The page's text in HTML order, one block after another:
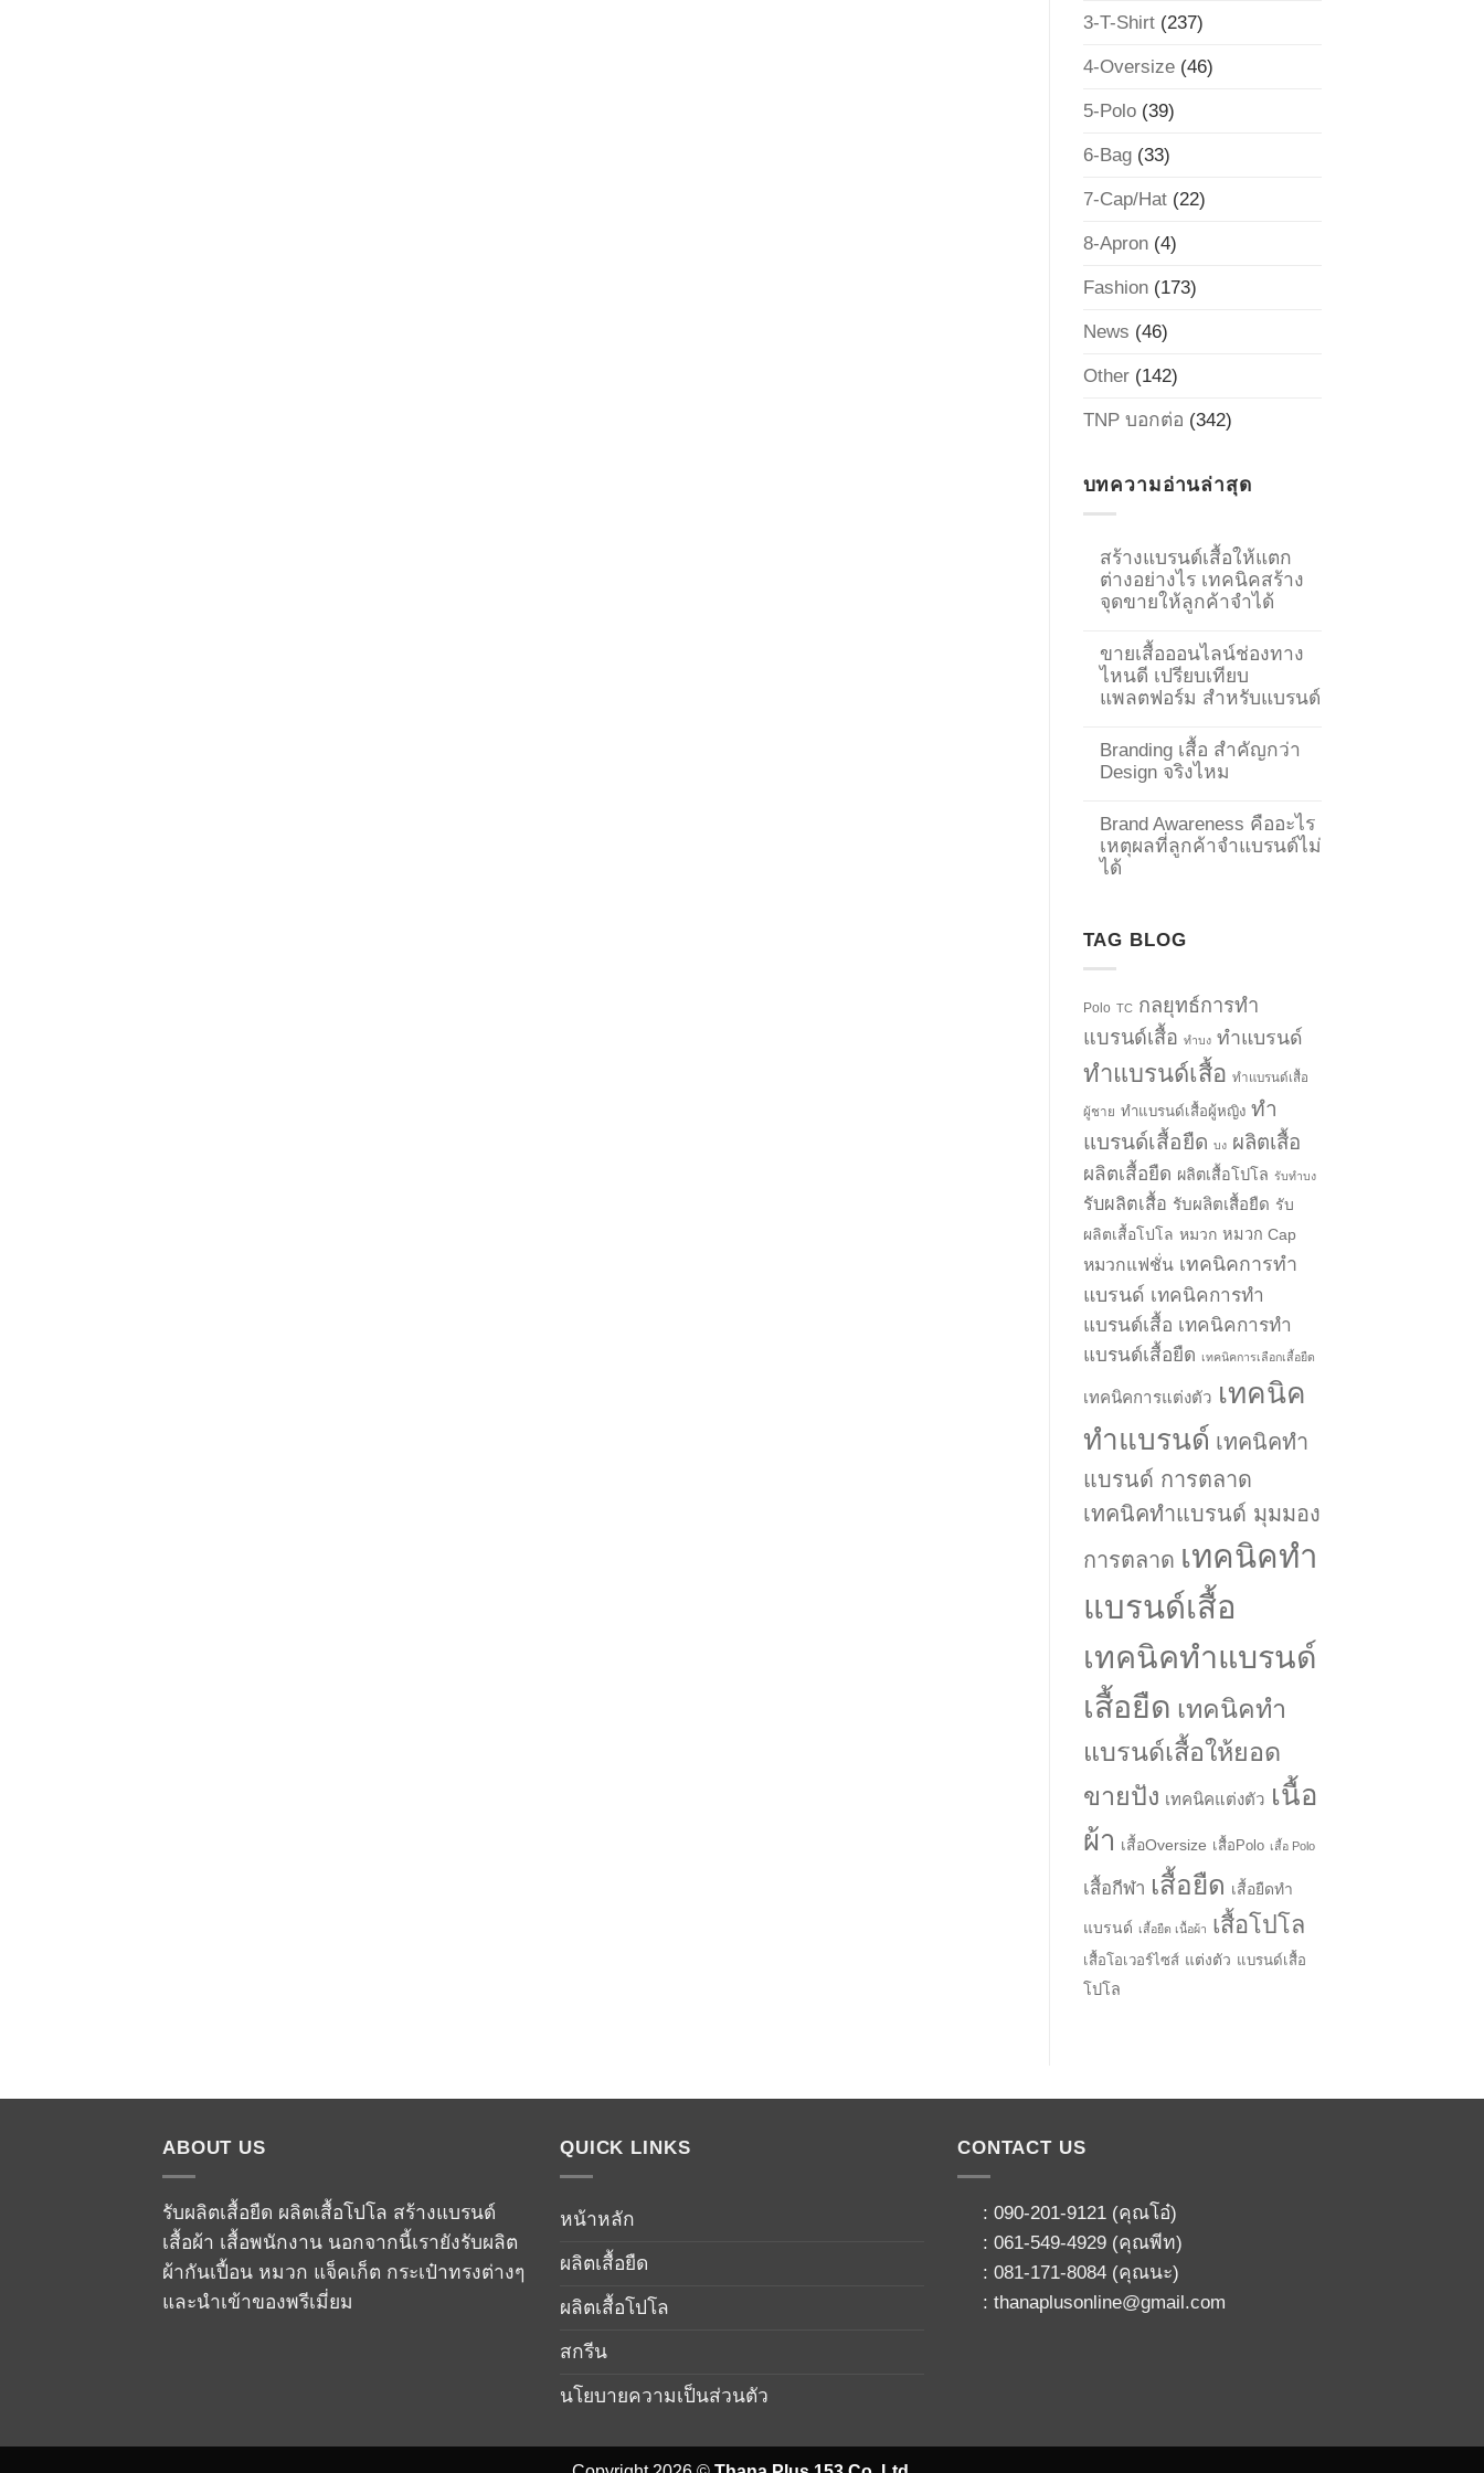
3-T-Shirt(237)
4-Oversize(46)
5-Polo(39)
6-Bag(33)
7-Cap/Hat(22)
8-Apron(4)
Fashion(173)
News (46)
Other(142)
TNP บอกต่อ (342)
บทความอ่านล่าสุด
สร้างแบรนด์เสื้อให้แตก
ต่างอย่างไร เทคนิคสร้าง
จุดขายให้ลูกค้าจำได้
ขายเสื้อออนไลน์ช่องทาง
ไหนดี เปรียบเทียบ
แพลตฟอร์ม สำหรับแบรนด์
Branding เสื้อ สำคัญกว่า
Design จริงไหม
Brand Awareness คืออะไร
เหตุผลที่ลูกค้าจำแบรนด์ไม่
ได้
TAG BLOG
Polo TC กลยุทธ์การทำ
แบรนด์เสื้อ ทำบง ทำแบรนด์
ทำแบรนด์เสื้อ ทำแบรนด์เสื้อ
ผู้ชาย ทำแบรนด์เสื้อผู้หญิง ทำ
แบรนด์เสื้อยืด บง ผลิตเสื้อ
ผลิตเสื้อยืด ผลิตเสื้อโปโล รับทำบง
รับผลิตเสื้อ รับผลิตเสื้อยืด รับ
ผลิตเสื้อโปโล หมวก หมวก Cap
หมวกแฟชั่น เทคนิคการทำ
แบรนด์ เทคนิคการทำ
แบรนด์เสื้อ เทคนิคการทำ
แบรนด์เสื้อยืด เทคนิคการเลือกเสื้อยืด
เทคนิคการแต่งตัว เทคนิค
ทำแบรนด์ เทคนิคทำ
แบรนด์ การตลาด
เทคนิคทำแบรนด์ มุมมอง
การตลาด เทคนิคทำ
แบรนด์เสื้อ
เทคนิคทำแบรนด์
เสื้อยืด เทคนิคทำ
แบรนด์เสื้อให้ยอด
ขายปัง เทคนิคแต่งตัว เนื้อ
ผ้า เสื้อOversize เสื้อPolo เสื้อ Polo
เสื้อกีฬา เสื้อยืด เสื้อยืดทำ
แบรนด์ เสื้อยืด เนื้อผ้า เสื้อโปโล
เสื้อโอเวอร์ไซส์ แต่งตัว แบรนด์เสื้อ
โปโล
ABOUT US
รับผลิตเสื้อยืด ผลิตเสื้อโปโล สร้างแบรนด์
เสื้อผ้า เสื้อพนักงาน นอกจากนี้เรายังรับผลิต
ผ้ากันเปื้อน หมวก แจ็คเก็ต กระเป๋าทรงต่างๆ
และนำเข้าของพรีเมี่ยม
QUICK LINKS
หน้าหลัก
ผลิตเสื้อยืด
ผลิตเสื้อโปโล
สกรีน
นโยบายความเป็นส่วนตัว
CONTACT US
: 090-201-9121(คุณโอ๋)
: 061-549-4929(คุณพีท)
: 081-171-8084(คุณนะ)
: thanaplusonline@gmail.com